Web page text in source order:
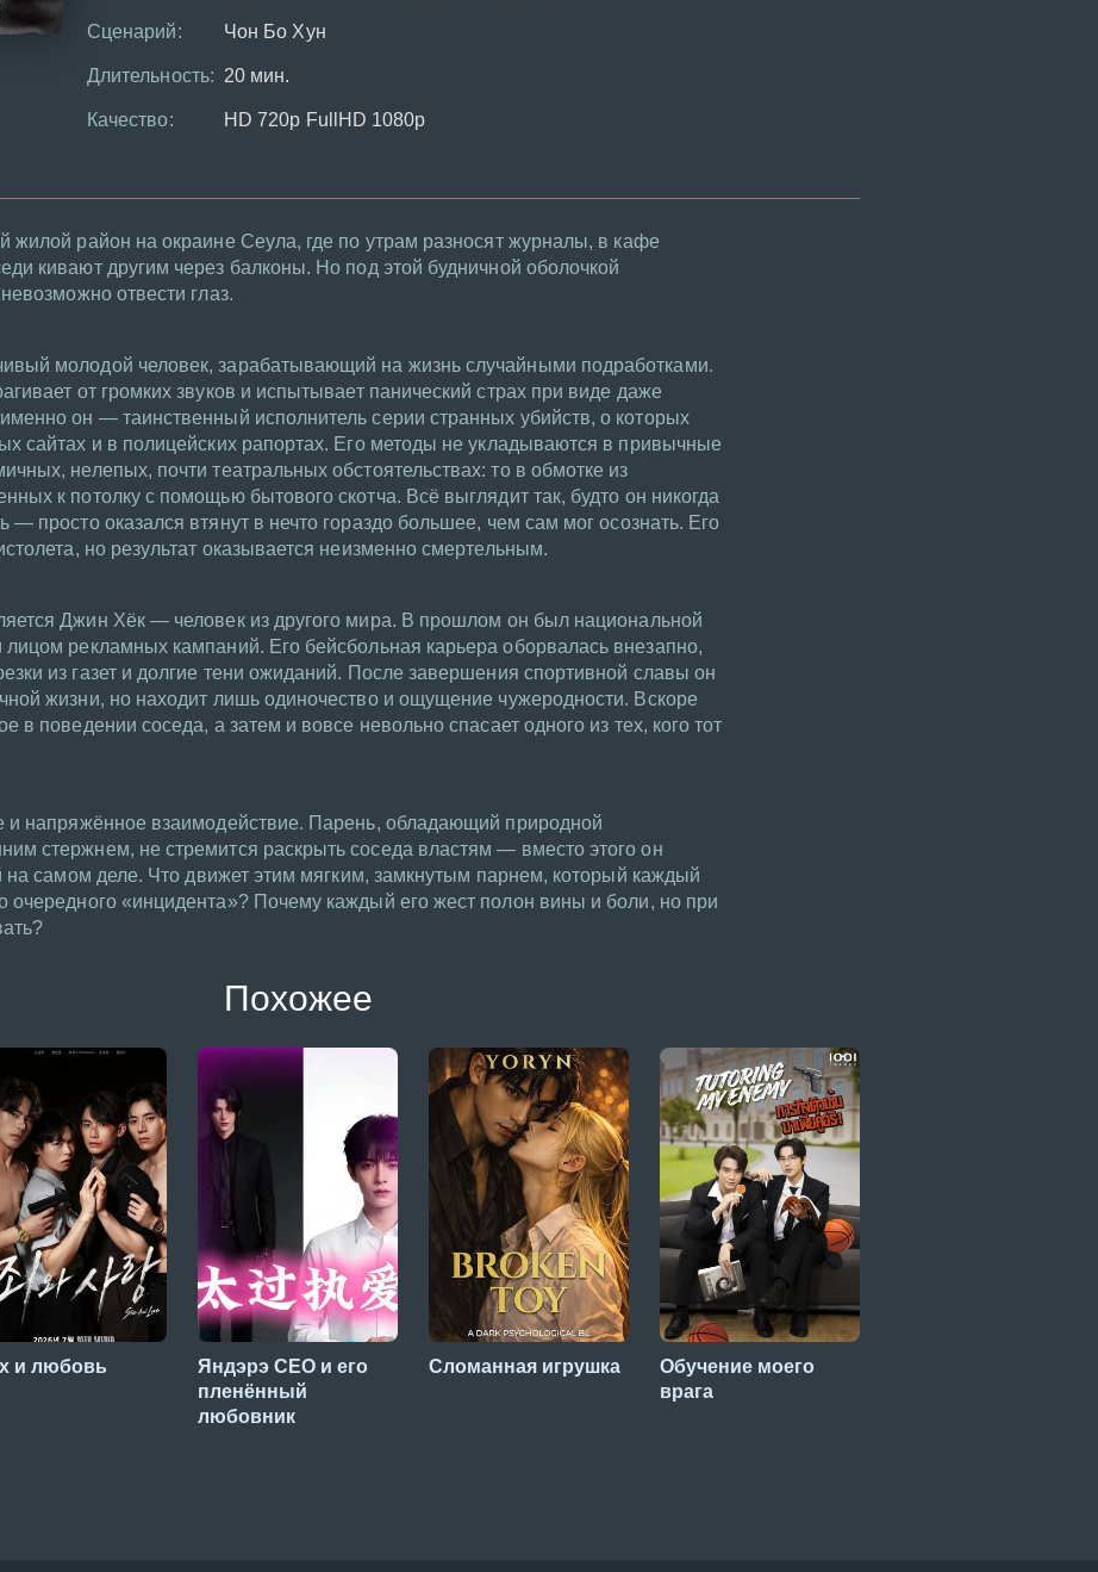
Сценарий: Чон Бо Хун
Длительность: 20 мин.
Качество: HD 720p FullHD 1080p
жилой район на окраине Сеула, где по утрам разносят журналы, в кафе
кивают другим через балконы. Но под этой будничной оболочкой
отвести глаз.
молодой человек, зарабатывающий на жизнь случайными подработками.
от громких звуков и испытывает панический страх при виде даже
он — таинственный исполнитель серии странных убийств, о которых
сайтах и в полицейских рапортах. Его методы не укладываются в привычные
нелепых, почти театральных обстоятельствах: то в обмотке из
к потолку с помощью бытового скотча. Всё выглядит так, будто он никогда
— просто оказался втянут в нечто гораздо большее, чем сам мог осознать. Его
но результат оказывается неизменно смертельным.
Джин Хёк — человек из другого мира. В прошлом он был национальной
рекламных кампаний. Его бейсбольная карьера оборвалась внезапно,
из газет и долгие тени ожиданий. После завершения спортивной славы он
жизни, но находит лишь одиночество и ощущение чужеродности. Вскоре
в поведении соседа, а затем и вовсе невольно спасает одного из тех, кого тот
и напряжённое взаимодействие. Парень, обладающий природной
стержнем, не стремится раскрыть соседа властям — вместо этого он
на самом деле. Что движет этим мягким, замкнутым парнем, который каждый
очередного «инцидента»? Почему каждый его жест полон вины и боли, но при
Похожее
и любовь
Яндэрэ CEO и его
пленённый
любовник
Сломанная игрушка
Обучение моего
врага